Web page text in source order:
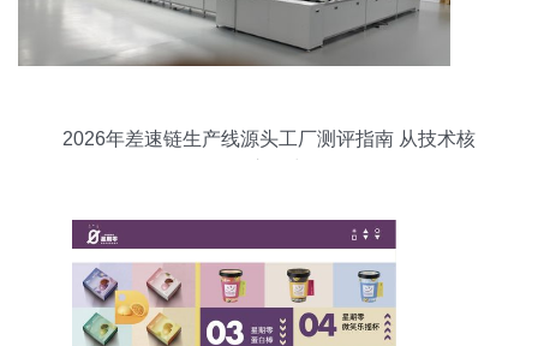
2026年差速链生产线源头工厂测评指南 从技术核